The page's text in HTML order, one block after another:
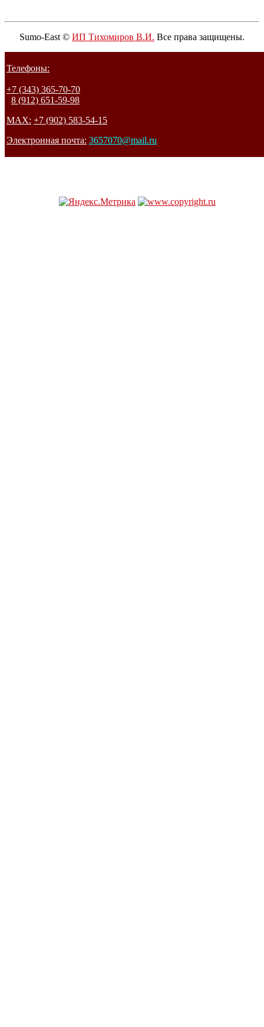
Sumo-East © ИП Тихомиров В.И. Все права защищены.
Телефоны:
+7 (343) 365-70-70
8 (912) 651-59-98
MAX: +7 (902) 583-54-15
Электронная почта: 3657070@mail.ru